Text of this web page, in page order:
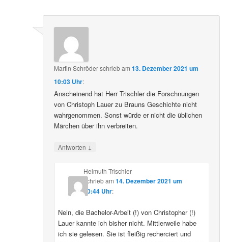
Martin Schröderschriebam13. Dezember 2021 um
10:03 Uhr:
Anscheinend hat Herr Trischler die Forschnungen
von Christoph Lauer zu Brauns Geschichte nicht
wahrgenommen. Sonst würde er nicht die üblichen
Märchen über ihn verbreiten.
Antworten ↓
Helmuth Trischler
schriebam 14. Dezember 2021 um
20:44 Uhr:
Nein, die Bachelor-Arbeit (!) von Christopher (!)
Lauer kannte ich bisher nicht. Mittlerweile habe
ich sie gelesen. Sie ist fleißig recherciert und